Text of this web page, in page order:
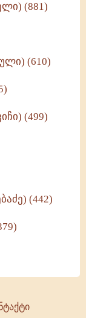
(881)
(610)
(499)
(442)